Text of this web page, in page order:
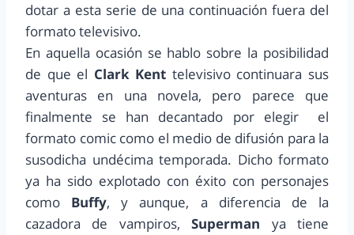
dotar a esta serie de una continuación fuera del
formato televisivo.
En aquella ocasión se hablo sobre la posibilidad
de que el Clark Kent televisivo continuara sus
aventuras en una novela, pero parece que
finalmente se han decantado por elegir el
formato comic como el medio de difusión para la
susodicha undécima temporada. Dicho formato
ya ha sido explotado con éxito con personajes
como Buffy, y aunque, a diferencia de la
cazadora de vampiros,Superman ya tiene